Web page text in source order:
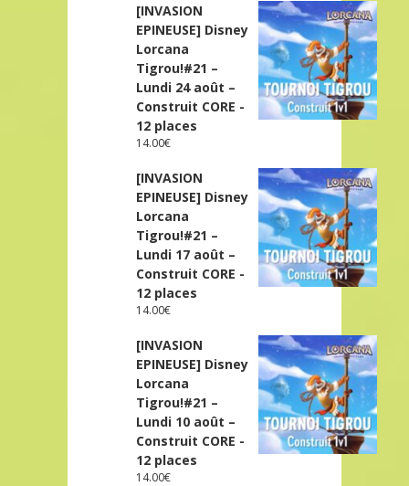
[INVASION
EPINEUSE] Disney
Lorcana
Tigrou!#21 –
Lundi 24 août –
Construit CORE -
12 places
14.00€
[INVASION
EPINEUSE] Disney
Lorcana
Tigrou!#21 –
Lundi 17 août –
Construit CORE -
12 places
14.00€
[INVASION
EPINEUSE] Disney
Lorcana
Tigrou!#21 –
Lundi 10 août –
Construit CORE -
12 places
14.00€